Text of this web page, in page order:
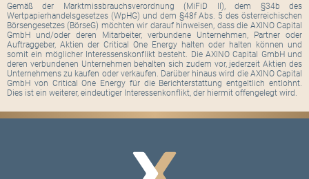
Gemäß der Marktmissbrauchsverordnung (MiFiD II), dem §34b des
Wertpapierhandelsgesetzes (WpHG) und dem §48f Abs. 5 des österreichischen
Börsengesetzes (BörseG) möchten wir darauf hinweisen, dass die AXINO Capital
GmbH und/oder deren Mitarbeiter, verbundene Unternehmen, Partner oder
Auftraggeber, Aktien der Critical One Energy halten oder halten können und
somit ein möglicher Interessenskonflikt besteht. Die AXINO Capital GmbH und
deren verbundenen Unternehmen behalten sich zudem vor, jederzeit Aktien des
Unternehmens zu kaufen oder verkaufen. Darüber hinaus wird die AXINO Capital
GmbH von Critical One Energy für die Berichterstattung entgeltlich entlohnt.
Dies ist ein weiterer, eindeutiger Interessenkonflikt, der hiermit offengelegt wird.